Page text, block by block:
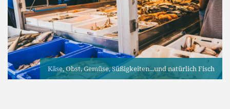
Käse, Obst, Gemüse, Süßigkeiten...und natürlich Fisch